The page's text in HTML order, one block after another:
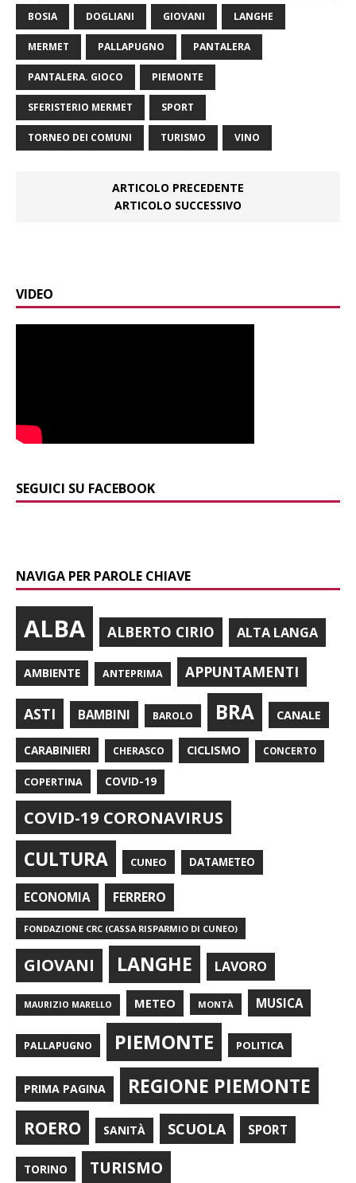
BOSIA DOGLIANI GIOVANI LANGHE
MERMET PALLAPUGNO PANTALERA
PANTALERA. GIOCO PIEMONTE
SFERISTERIO MERMET SPORT
TORNEO DEI COMUNI TURISMO VINO
ARTICOLO PRECEDENTE
ARTICOLO SUCCESSIVO
VIDEO
SEGUICI SU FACEBOOK
NAVIGA PER PAROLE CHIAVE
ALBA ALBERTO CIRIO ALTA LANGA
AMBIENTE ANTEPRIMA APPUNTAMENTI
ASTI BAMBINI BAROLO BRA CANALE
CARABINIERI CHERASCO CICLISMO CONCERTO
COPERTINA COVID-19
COVID-19 CORONAVIRUS
CULTURA CUNEO DATAMETEO
ECONOMIA FERRERO
FONDAZIONE CRC (CASSA RISPARMIO DI CUNEO)
GIOVANI LANGHE LAVORO
MAURIZIO MARELLO METEO MONTÀ MUSICA
PALLAPUGNO PIEMONTE POLITICA
PRIMA PAGINA REGIONE PIEMONTE
ROERO SANITÀ SCUOLA SPORT
TORINO TURISMO